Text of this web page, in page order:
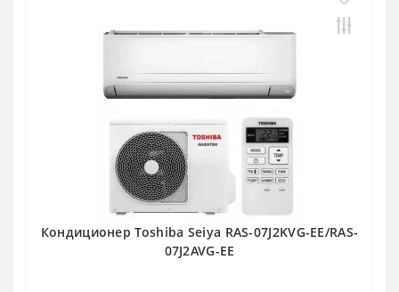
Кондиционер Toshiba Seiya RAS-07J2KVG-EE/RAS-
07J2AVG-EE